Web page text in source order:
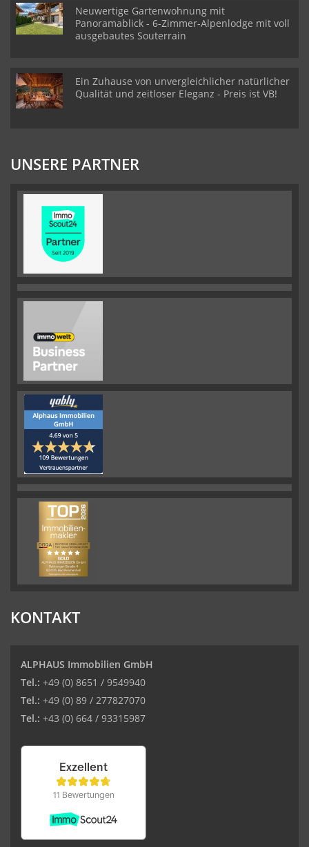
Neuwertige Gartenwohnung mit
Panoramablick - 6-Zimmer-Alpenlodge mit voll
ausgebautes Souterrain
Ein Zuhause von unvergleichlicher natürlicher
Qualität und zeitloser Eleganz - Preis ist VB!
UNSERE PARTNER
KONTAKT
ALPHAUS Immobilien GmbH
Tel.: +49 (0) 8651 / 9549940
Tel.: +49 (0) 89 / 277827070
Tel.: +43 (0) 664 / 93315987